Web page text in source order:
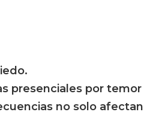
presenciales por temor
no solo